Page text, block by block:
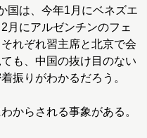
国は、今年1月にベネズエ
月にアルゼンチンのフェ
れぞれ習主席と北京で会
も、中国の抜け目のない
振りがわかるだろう。
からされる事象がある。